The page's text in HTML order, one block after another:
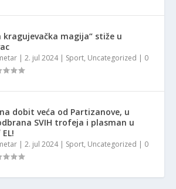
kragujevačka magija“ stiže u
|2. jul 2024| Sport, Uncategorized | 0
dobit veća od Partizanove, u
SVIH trofeja i plasman u
|2. jul 2024| Sport, Uncategorized | 0